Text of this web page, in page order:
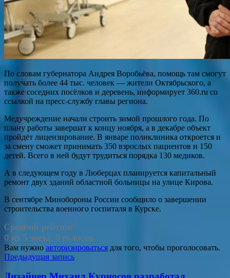
По словам губернатора Андрея Воробьёва, помощь там смогут
получать более 44 тыс. человек — жители Октябрьского, а
также соседних посёлков и деревень, информирует 360.ru со
ссылкой на пресс-службу главы региона.
Медучреждение начали строить зимой прошлого года. По
плану работы завершат к концу ноября, а в декабре объект
пройдёт лицензирование. В январе поликлиника откроется и
за смену сможет принимать 350 взрослых пациентов и 150
детей. Всего в ней будут трудиться порядка 130 медиков.
А в следующем году в Люберцах планируется капитальный
ремонт двух зданий областной больницы на улице Кирова.
В сентябре Минобороны России сообщило о завершении
строительства военного госпиталя в Курске.
Средний рейтинг
0 из 5 звезд. 0 голосов.
Вам нужно авторизироваться для того, чтобы проголосовать.
Навигация
по
Предыдущая запись